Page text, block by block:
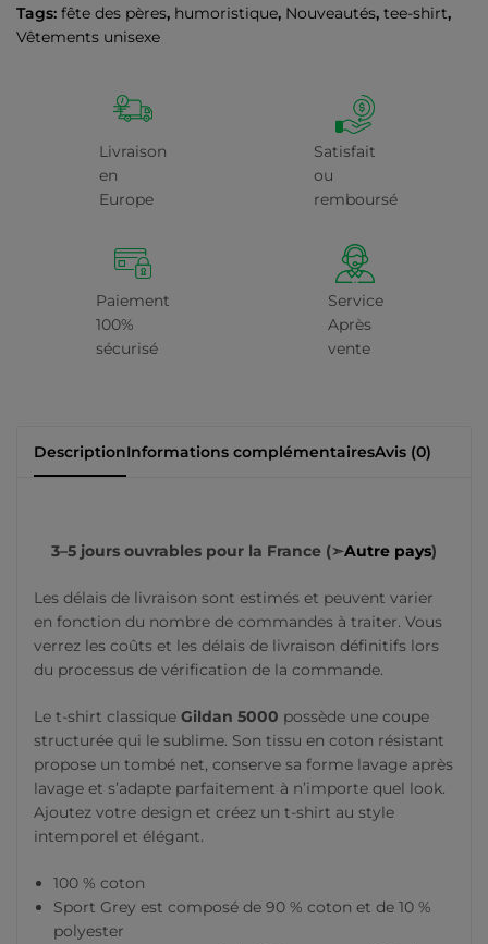
Tags: fête des pères, humoristique, Nouveautés, tee-shirt,
Vêtements unisexe
Livraison
en
Europe
Satisfait
ou
remboursé
Paiement
100%
sécurisé
Service
Après
vente
DescriptionInformations complémentairesAvis (0)
3–5 jours ouvrables pour la France (➣Autre pays)
Les délais de livraison sont estimés et peuvent varier
en fonction du nombre de commandes à traiter. Vous
verrez les coûts et les délais de livraison définitifs lors
du processus de vérification de la commande.
Le t-shirt classique Gildan 5000 possède une coupe
structurée qui le sublime. Son tissu en coton résistant
propose un tombé net, conserve sa forme lavage après
lavage et s’adapte parfaitement à n’importe quel look.
Ajoutez votre design et créez un t-shirt au style
intemporel et élégant.
100 % coton
Sport Grey est composé de 90 % coton et de 10 %
polyester